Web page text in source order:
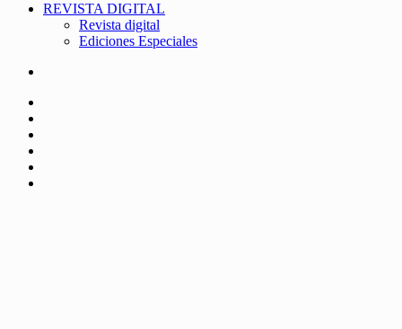
REVISTA DIGITAL
Revista digital
Ediciones Especiales